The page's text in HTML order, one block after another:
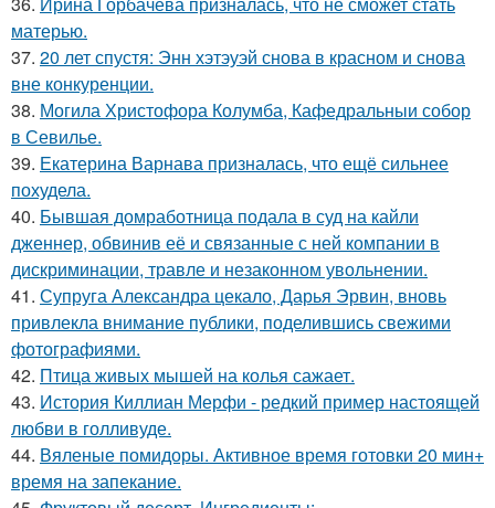
матерью.
37. 20 лет спустя: Энн хэтэуэй снова в красном и снова
вне конкуренции.
38. Могила Христофора Колумба, Кафедральныи собор
в Севилье.
39. Екатерина Варнава призналась, что ещё сильнее
похудела.
40. Бывшая домработница подала в суд на кайли
дженнер, обвинив её и связанные с ней компании в
дискриминации, травле и незаконном увольнении.
41. Супруга Александра цекало, Дарья Эрвин, вновь
привлекла внимание публики, поделившись свежими
фотографиями.
42. Птица живых мышей на колья сажает.
43. История Киллиан Мерфи - редкий пример настоящей
любви в голливуде.
44. Вяленые помидоры. Активное время готовки 20 мин+
время на запекание.